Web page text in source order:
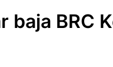
baja BRC